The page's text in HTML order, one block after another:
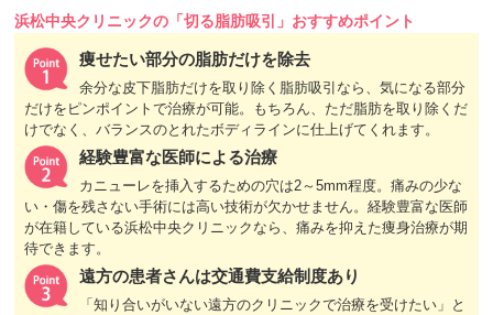
浜松中央クリニックの「切る脂肪吸引」おすすめポイント
痩せたい部分の脂肪だけを除去
余分な皮下脂肪だけを取り除く脂肪吸引なら、気になる部分
だけをピンポイントで治療が可能。もちろん、ただ脂肪を取り除くだ
けでなく、バランスのとれたボディラインに仕上げてくれます。
経験豊富な医師による治療
カニューレを挿入するための穴は2～5mm程度。痛みの少な
い・傷を残さない手術には高い技術が欠かせません。経験豊富な医師
が在籍している浜松中央クリニックなら、痛みを抑えた痩身治療が期
待できます。
遠方の患者さんは交通費支給制度あり
「知り合いがいない遠方のクリニックで治療を受けたい」と